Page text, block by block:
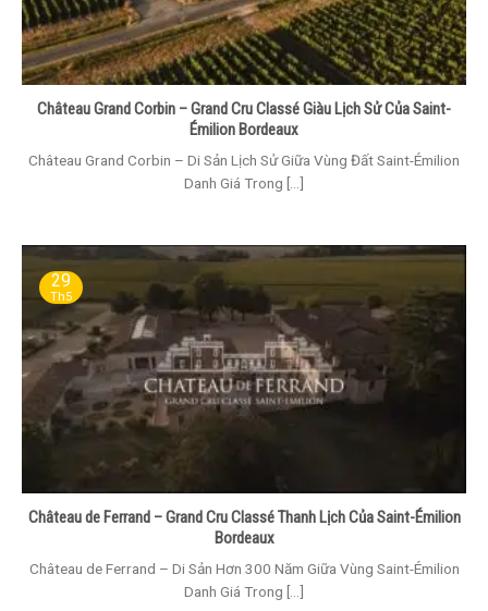
Château Grand Corbin – Grand Cru Classé Giàu Lịch Sử Của Saint-
Émilion Bordeaux
Château Grand Corbin – Di Sản Lịch Sử Giữa Vùng Đất Saint-Émilion
Danh Giá Trong [...]
Château de Ferrand – Grand Cru Classé Thanh Lịch Của Saint-Émilion
Bordeaux
Château de Ferrand – Di Sản Hơn 300 Năm Giữa Vùng Saint-Émilion
Danh Giá Trong [...]
29
Th5